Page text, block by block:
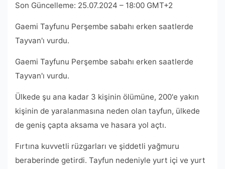
Son Güncelleme: 25.07.2024 – 18:00 GMT+2
Gaemi Tayfunu Perşembe sabahı erken saatlerde
Tayvan'ı vurdu.
Gaemi Tayfunu Perşembe sabahı erken saatlerde
Tayvan'ı vurdu.
Ülkede şu ana kadar 3 kişinin ölümüne, 200'e yakın
kişinin de yaralanmasına neden olan tayfun, ülkede
de geniş çapta aksama ve hasara yol açtı.
Fırtına kuvvetli rüzgarları ve şiddetli yağmuru
beraberinde getirdi. Tayfun nedeniyle yurt içi ve yurt